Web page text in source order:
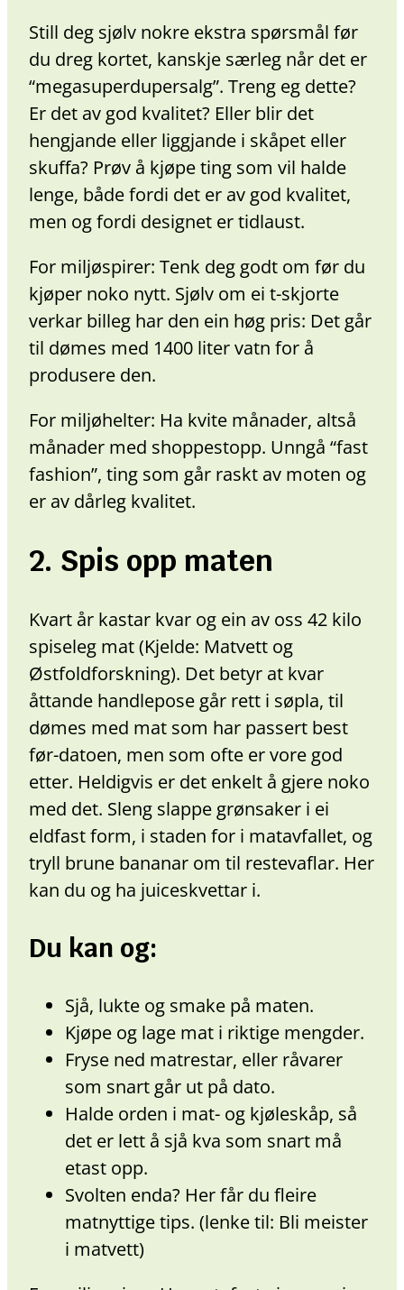
Still deg sjølv nokre ekstra spørsmål før
du dreg kortet, kanskje særleg når det er
“megasuperdupersalg”. Treng eg dette?
Er det av god kvalitet? Eller blir det
hengjande eller liggjande i skåpet eller
skuffa? Prøv å kjøpe ting som vil halde
lenge, både fordi det er av god kvalitet,
men og fordi designet er tidlaust.
For miljøspirer: Tenk deg godt om før du
kjøper noko nytt. Sjølv om ei t-skjorte
verkar billeg har den ein høg pris: Det går
til dømes med 1400 liter vatn for å
produsere den.
For miljøhelter: Ha kvite månader, altså
månader med shoppestopp. Unngå “fast
fashion”, ting som går raskt av moten og
er av dårleg kvalitet.
2. Spis opp maten
Kvart år kastar kvar og ein av oss 42 kilo
spiseleg mat (Kjelde: Matvett og
Østfoldforskning). Det betyr at kvar
åttande handlepose går rett i søpla, til
dømes med mat som har passert best
før-datoen, men som ofte er vore god
etter. Heldigvis er det enkelt å gjere noko
med det. Sleng slappe grønsaker i ei
eldfast form, i staden for i matavfallet, og
tryll brune bananar om til restevaflar. Her
kan du og ha juiceskvettar i.
Du kan og:
Sjå, lukte og smake på maten.
Kjøpe og lage mat i riktige mengder.
Fryse ned matrestar, eller råvarer
som snart går ut på dato.
Halde orden i mat- og kjøleskåp, så
det er lett å sjå kva som snart må
etast opp.
Svolten enda? Her får du fleire
matnyttige tips. (lenke til: Bli meister
i matvett)